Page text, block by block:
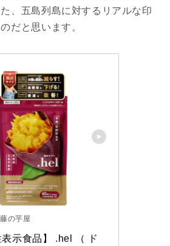
、五島列島に対するリアルな印
だと思います。
の芋屋
表示食品】 .hel （ ド